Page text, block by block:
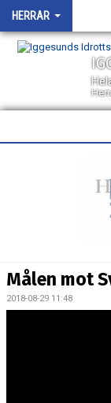
HERRAR
BILDGALLERI
Målen mot
2018-08-29 11:48